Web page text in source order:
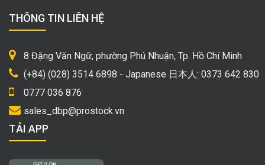
THÔNG TIN LIÊN HỆ
8 Đặng Văn Ngữ, phường Phú Nhuận, Tp. Hồ Chí Minh
(+84) (028) 3514 6898 - Japanese 日本人: 0373 642 830
0777 036 876
sales_dbp@prostock.vn
TẢI APP